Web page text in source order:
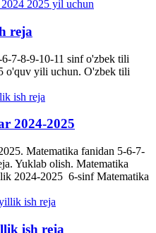
reja
7-8-9-10-11 sinf o'zbek tili
o'quv yili uchun. O'zbek tili
2024-2025
Matematika fanidan 5-6-7-
Yuklab olish. Matematika
2024-2025 6-sinf Matematika
ish reja